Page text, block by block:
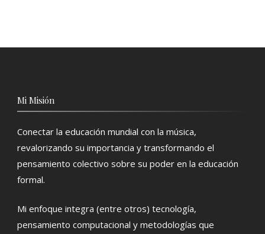
Mi Misión
Conectar la educación mundial con la música,
revalorizando su importancia y transformando el
pensamiento colectivo sobre su poder en la educación
formal.
Mi enfoque integra (entre otros) tecnología,
pensamiento computacional y metodologías que